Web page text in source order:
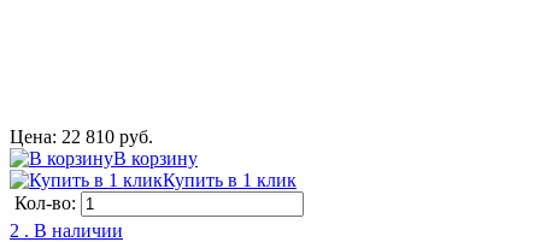
Цена: 22 810 руб.
В корзину
Купить в 1 клик
Кол-во:
2 . В наличии